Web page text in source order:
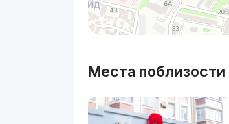
Места поблизости